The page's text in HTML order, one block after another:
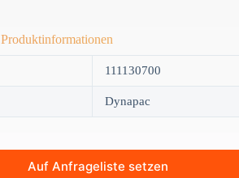
Produktinformationen
111130700
Dynapac
Auf Anfrageliste setzen